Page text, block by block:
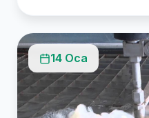
14 Oca